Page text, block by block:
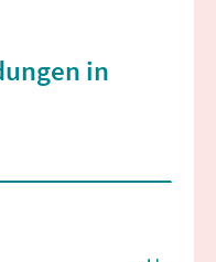
in
mindestens 2 Zeichen